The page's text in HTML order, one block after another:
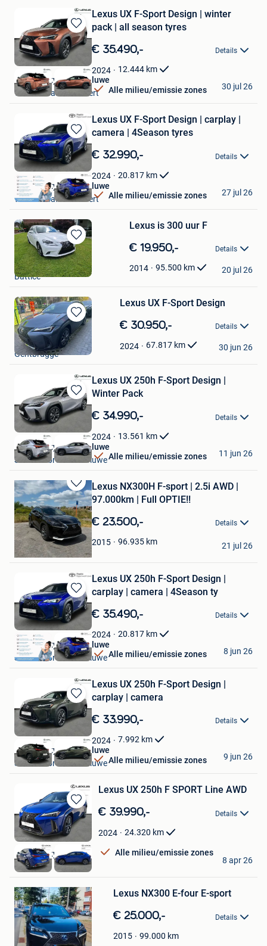
Bewaren
in
Mijn
Favorieten
Lexus UX F-Sport Design | winter
pack | all season tyres
€ 35.490,- Details
2024 12.444 km
Alle milieu/emissie zones
Toyota City Used Woluwe
Woluwe-Saint-Lambert
30 jul 26
Bewaren
in
Mijn
Favorieten
Lexus UX F-Sport Design | carplay |
camera | 4Season tyres
€ 32.990,- Details
2024 20.817 km
Alle milieu/emissie zones
Toyota City Used Woluwe
Woluwe-Saint-Lambert
27 jul 26
Bewaren
in
Mijn
Favorieten
Lexus is 300 uur F
€ 19.950,- Details
2014 95.500 km
Garage hossay
Battice
20 jul 26
Bewaren
in
Mijn
Favorieten
Lexus UX F-Sport Design
€ 30.950,- Details
2024 67.817 km
Toyota Ciac
Gentbrugge
30 jun 26
Bewaren
in
Favorieten
Lexus UX 250h F-Sport Design |
Winter Pack
€ 34.990,- Details
2024 13.561 km
Alle milieu/emissie zones
Toyota City Used Woluwe
Sint-Lambrechts-Woluwe
11 jun 26
Bewaren
in
Mijn
Favorieten
Lexus NX300H F-sport | 2.5i AWD |
97.000km | Full OPTIE!!
€ 23.500,- Details
2015 96.935 km
Gor
Mechelen
21 jul 26
Bewaren
in
Mijn
Favorieten
Lexus UX 250h F-Sport Design |
carplay | camera | 4Season ty
€ 35.490,- Details
2024 20.817 km
Alle milieu/emissie zones
Toyota City Used Woluwe
Sint-Lambrechts-Woluwe
8 jun 26
Bewaren
in
Mijn
Favorieten
Lexus UX 250h F-Sport Design |
carplay | camera
€ 33.990,- Details
2024 7.992 km
Alle milieu/emissie zones
Toyota City Used Woluwe
Sint-Lambrechts-Woluwe
9 jun 26
Bewaren
in
Mijn
Favorieten
Lexus UX 250h F SPORT Line AWD
€ 39.990,- Details
2024 24.320 km
Alle milieu/emissie zones
Toyota City Brussels
Wijnegem
8 apr 26
Bewaren
Mijn
Favorieten
Lexus NX300 E-four E-sport
€ 25.000,- Details
2015 99.000 km